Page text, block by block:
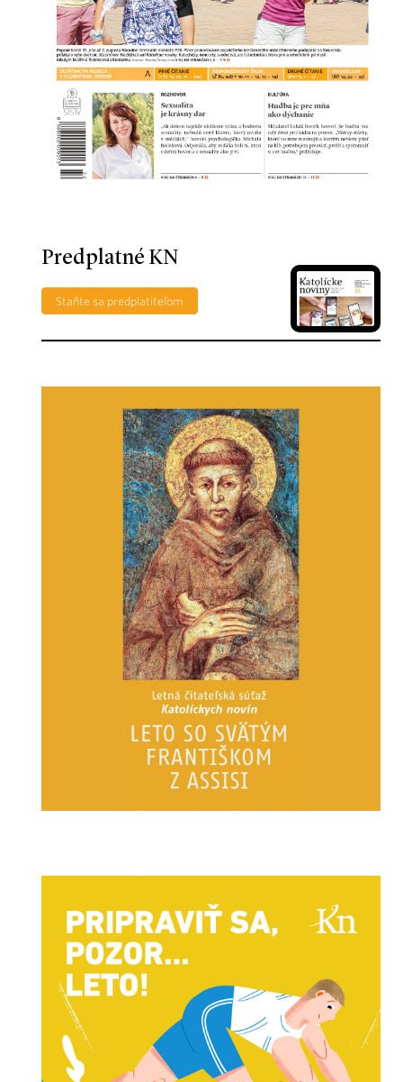
Predplatné KN
Staňte sa predplatiteľom